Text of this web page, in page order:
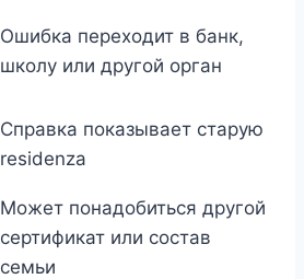
Ошибка переходит в банк,
школу или другой орган
Справка показывает старую
residenza
Может понадобиться другой
сертификат или состав
семьи